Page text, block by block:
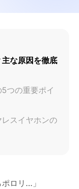
な原因を徹底
つの重要ポイ
レスイヤホンの
イヤホン」で
ロリ…」